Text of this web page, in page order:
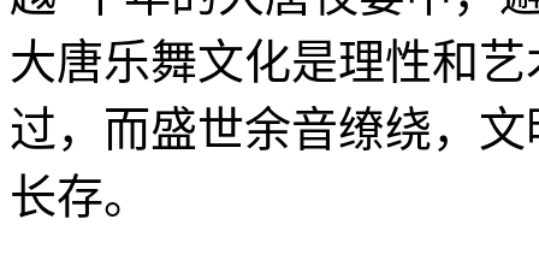
大唐乐舞文化是理性和
过，而盛世余音缭绕，
长存。